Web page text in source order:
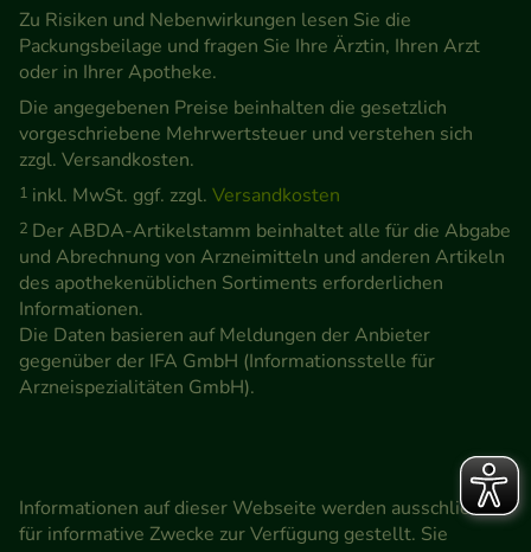
teilweise an Dritte wie z.B. Google oder soziale
Medien übertragen werden.
Zu Risiken und Nebenwirkungen lesen Sie die
Packungsbeilage und fragen Sie Ihre Ärztin, Ihren Arzt
oder in Ihrer Apotheke.
Die angegebenen Preise beinhalten die gesetzlich
vorgeschriebene Mehrwertsteuer und verstehen sich
zzgl. Versandkosten.
1 inkl. MwSt. ggf. zzgl. Versandkosten
2 Der ABDA-Artikelstamm beinhaltet alle für die Abgabe
und Abrechnung von Arzneimitteln und anderen Artikeln
des apothekenüblichen Sortiments erforderlichen
Informationen.
Die Daten basieren auf Meldungen der Anbieter
gegenüber der IFA GmbH (Informationsstelle für
Arzneispezialitäten GmbH).
Informationen auf dieser Webseite werden ausschließlich
für informative Zwecke zur Verfügung gestellt. Sie